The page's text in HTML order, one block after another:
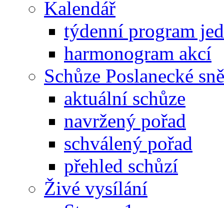
Kalendář
týdenní program
harmonogram akcí
Schůze Poslanecké
aktuální schůze
navržený pořad
schválený pořad
přehled schůzí
Živé vysílání